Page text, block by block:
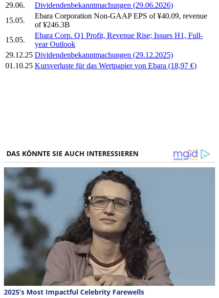
29.06.
Dividendenbekanntmachungen (29.06.2026)
15.05.
Ebara Corporation Non-GAAP EPS of ¥40.09, revenue
of ¥246.3B
15.05.
Ebara Corp. Q1 Profit, Revenue Rise; Issues H1, Full-
year Outlook
29.12.25 Dividendenbekanntmachungen (29.12.2025)
01.10.25 Kursverluste für das Wertpapier von Ebara (18,97 €)